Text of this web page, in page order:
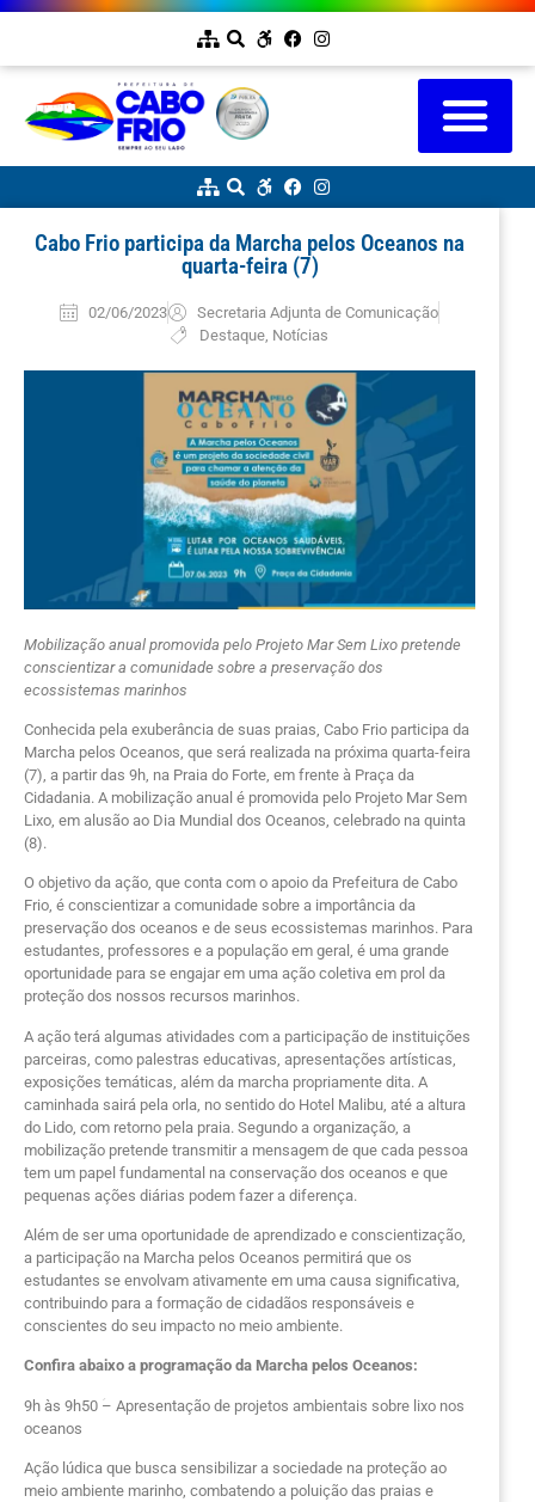
Cabo Frio participa da Marcha pelos Oceanos na
quarta-feira (7)
02/06/2023
Secretaria Adjunta de Comunicação
Destaque, Notícias
Mobilização anual promovida pelo Projeto Mar Sem Lixo pretende
conscientizar a comunidade sobre a preservação dos
ecossistemas marinhos
Conhecida pela exuberância de suas praias, Cabo Frio participa da
Marcha pelos Oceanos, que será realizada na próxima quarta-feira
(7), a partir das 9h, na Praia do Forte, em frente à Praça da
Cidadania. A mobilização anual é promovida pelo Projeto Mar Sem
Lixo, em alusão ao Dia Mundial dos Oceanos, celebrado na quinta
(8).
O objetivo da ação, que conta com o apoio da Prefeitura de Cabo
Frio, é conscientizar a comunidade sobre a importância da
preservação dos oceanos e de seus ecossistemas marinhos. Para
estudantes, professores e a população em geral, é uma grande
oportunidade para se engajar em uma ação coletiva em prol da
proteção dos nossos recursos marinhos.
A ação terá algumas atividades com a participação de instituições
parceiras, como palestras educativas, apresentações artísticas,
exposições temáticas, além da marcha propriamente dita. A
caminhada sairá pela orla, no sentido do Hotel Malibu, até a altura
do Lido, com retorno pela praia. Segundo a organização, a
mobilização pretende transmitir a mensagem de que cada pessoa
tem um papel fundamental na conservação dos oceanos e que
pequenas ações diárias podem fazer a diferença.
Além de ser uma oportunidade de aprendizado e conscientização,
a participação na Marcha pelos Oceanos permitirá que os
estudantes se envolvam ativamente em uma causa significativa,
contribuindo para a formação de cidadãos responsáveis e
conscientes do seu impacto no meio ambiente.
Confira abaixo a programação da Marcha pelos Oceanos:
9h às 9h50 ؘ– Apresentação de projetos ambientais sobre lixo nos
oceanos
Ação lúdica que busca sensibilizar a sociedade na proteção ao
meio ambiente marinho, combatendo a poluição das praias e